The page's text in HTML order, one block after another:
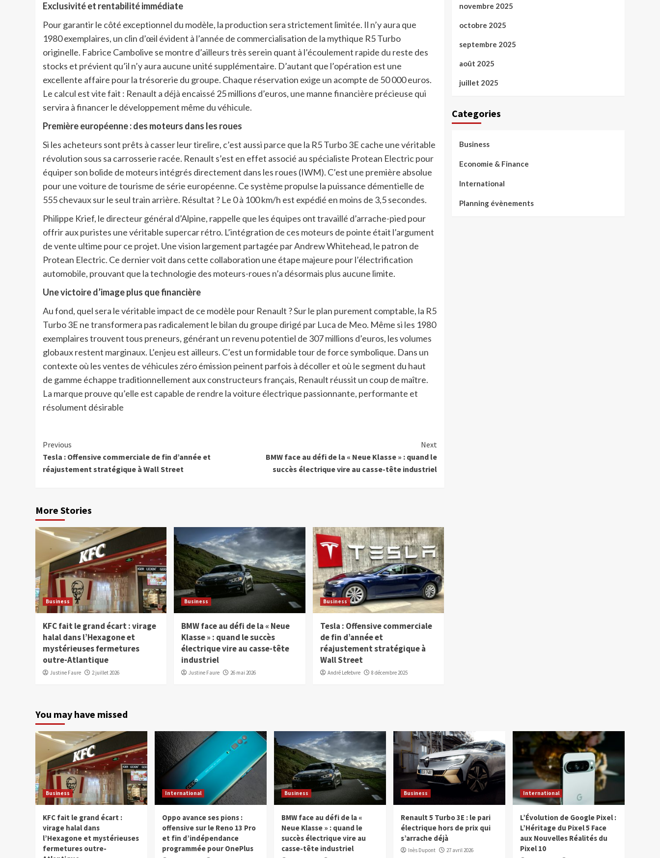
Exclusivité et rentabilité immédiate
Pour garantir le côté exceptionnel du modèle, la production sera strictement limitée. Il n’y aura que
1980 exemplaires, un clin d’œil évident à l’année de commercialisation de la mythique R5 Turbo
originelle. Fabrice Cambolive se montre d’ailleurs très serein quant à l’écoulement rapide du reste des
stocks et prévient qu’il n’y aura aucune unité supplémentaire. D’autant que l’opération est une
excellente affaire pour la trésorerie du groupe. Chaque réservation exige un acompte de 50 000 euros.
Le calcul est vite fait : Renault a déjà encaissé 25 millions d’euros, une manne financière précieuse qui
servira à financer le développement même du véhicule.
Première européenne : des moteurs dans les roues
Si les acheteurs sont prêts à casser leur tirelire, c’est aussi parce que la R5 Turbo 3E cache une véritable
révolution sous sa carrosserie racée. Renault s’est en effet associé au spécialiste Protean Electric pour
équiper son bolide de moteurs intégrés directement dans les roues (IWM). C’est une première absolue
pour une voiture de tourisme de série européenne. Ce système propulse la puissance démentielle de
555 chevaux sur le seul train arrière. Résultat ? Le 0 à 100 km/h est expédié en moins de 3,5 secondes.
Philippe Krief, le directeur général d’Alpine, rappelle que les équipes ont travaillé d’arrache-pied pour
offrir aux puristes une véritable supercar rétro. L’intégration de ces moteurs de pointe était l’argument
de vente ultime pour ce projet. Une vision largement partagée par Andrew Whitehead, le patron de
Protean Electric. Ce dernier voit dans cette collaboration une étape majeure pour l’électrification
automobile, prouvant que la technologie des moteurs-roues n’a désormais plus aucune limite.
Une victoire d’image plus que financière
Au fond, quel sera le véritable impact de ce modèle pour Renault ? Sur le plan purement comptable, la R5
Turbo 3E ne transformera pas radicalement le bilan du groupe dirigé par Luca de Meo. Même si les 1980
exemplaires trouvent tous preneurs, générant un revenu potentiel de 307 millions d’euros, les volumes
globaux restent marginaux. L’enjeu est ailleurs. C’est un formidable tour de force symbolique. Dans un
contexte où les ventes de véhicules zéro émission peinent parfois à décoller et où le segment du haut
de gamme échappe traditionnellement aux constructeurs français, Renault réussit un coup de maître.
La marque prouve qu’elle est capable de rendre la voiture électrique passionnante, performante et
résolument désirable
Continue
Reading
Previous
Tesla : Offensive commerciale de fin d’année et
réajustement stratégique à Wall Street
Next
BMW face au défi de la « Neue Klasse » : quand le
succès électrique vire au casse-tête industriel
More Stories
Business
KFC fait le grand écart : virage
halal dans l’Hexagone et
mystérieuses fermetures
outre-Atlantique
Justine Faure 2 juillet 2026
Business
BMW face au défi de la « Neue
Klasse » : quand le succès
électrique vire au casse-tête
industriel
Justine Faure 26 mai 2026
Business
Tesla : Offensive commerciale
de fin d’année et
réajustement stratégique à
Wall Street
André Lefebvre 8 décembre 2025
novembre 2025
octobre 2025
septembre 2025
août 2025
juillet 2025
Categories
Business
Economie & Finance
International
Planning évènements
You may have missed
Business
KFC fait le grand écart :
virage halal dans
l’Hexagone et mystérieuses
fermetures outre-
International
Oppo avance ses pions :
offensive sur le Reno 13 Pro
et fin d’indépendance
programmée pour OnePlus
Business
BMW face au défi de la «
Neue Klasse » : quand le
succès électrique vire au
casse-tête industriel
Business
Renault 5 Turbo 3E : le pari
électrique hors de prix qui
s’arrache déjà
Inès Dupont 27 avril 2026
International
L’Évolution de Google Pixel :
L’Héritage du Pixel 5 Face
aux Nouvelles Réalités du
Pixel 10